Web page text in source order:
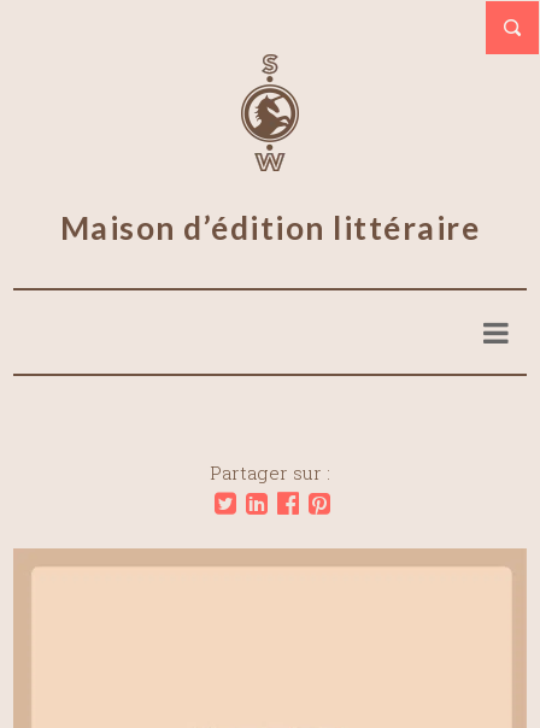
Maison d’édition littéraire
Partager sur :